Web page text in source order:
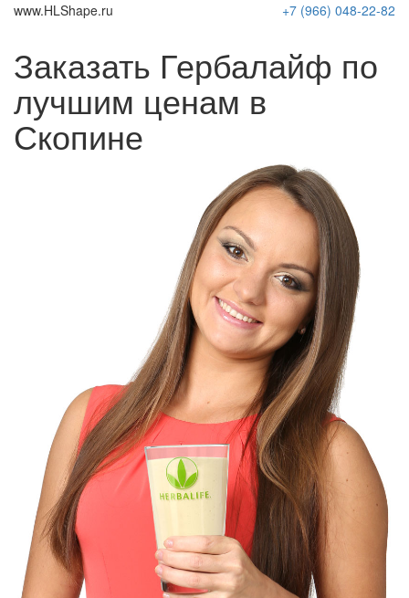
www.HLShape.ru +7 (966) 048-22-82
Заказать Гербалайф по
лучшим ценам в
Скопине